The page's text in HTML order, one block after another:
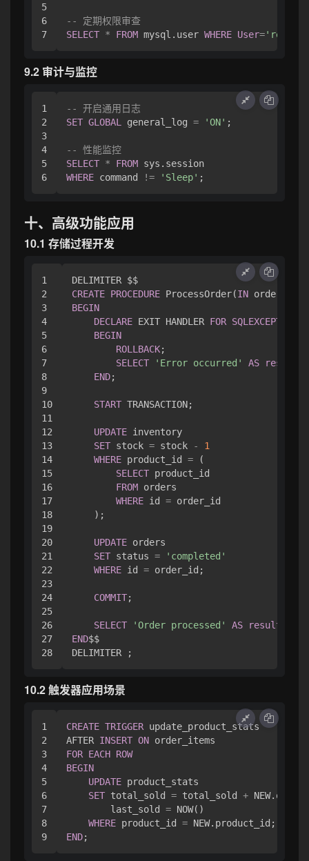
5
6
-- 定期权限审查
SELECT * FROM mysql.user WHERE User=
9.2 审计与监控
1
2
3
4
5
-- 开启通用日志
SET GLOBAL general_log = 'ON' ;
-- 性能监控
SELECT * FROM
WHERE command != 'Sleep'
十、高级功能应用
10.1 存储过程开发
1
2
3
4
5
6
7
8
9
10
11
12
13
14
15
16
17
18
19
20
21
22
23
24
25
26
27
CREATE PROCEDURE ProcessOrder(IN order_id
BEGIN
DECLARE EXIT HANDLER FOR SQLEXCEPTION
BEGIN
ROLLBACK;
SELECT
'Error occurred' AS result
END;
START TRANSACTION;
UPDATE inventory
SET stock = stock -
1
WHERE product_id = (
SELECT product_id
FROM orders
WHERE id = order_id
    );
UPDATE orders
SET status =
'completed'
WHERE id = order_id;
COMMIT;
SELECT 'Order processed' AS result
END$$
10.2 触发器应用场景
1
2
3
4
5
6
7
8
CREATE TRIGGER update_product_stats
AFTER INSERT ON
FOR EACH ROW
BEGIN
UPDATE product_stats
SET total_sold = total_sold +
        last_sold
= NOW()
WHERE product_id =
END